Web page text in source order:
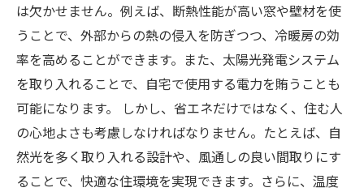
は欠かせません。例えば、断熱性能が高い窓や壁材を使
うことで、外部からの熱の侵入を防ぎつつ、冷暖房の効
率を高めることができます。また、太陽光発電システム
を取り入れることで、自宅で使用する電力を賄うことも
可能になります。 しかし、省エネだけではなく、住む人
の心地よさも考慮しなければなりません。たとえば、自
然光を多く取り入れる設計や、風通しの良い間取りにす
ることで、快適な住環境を実現できます。さらに、温度